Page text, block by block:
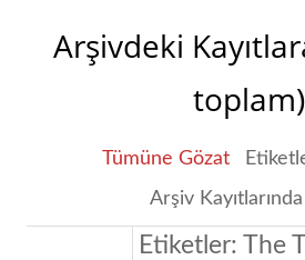
Arşivdeki
toplam)
Tümüne Gözat
Arşiv
Etiketler: The